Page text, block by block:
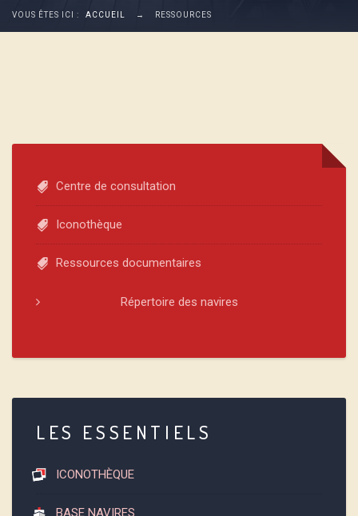
VOUS ÊTES ICI : ACCUEIL → RESSOURCES
Centre de consultation
Iconothèque
Ressources documentaires
Répertoire des navires
LES ESSENTIELS
ICONOTHÈQUE
BASE NAVIRES